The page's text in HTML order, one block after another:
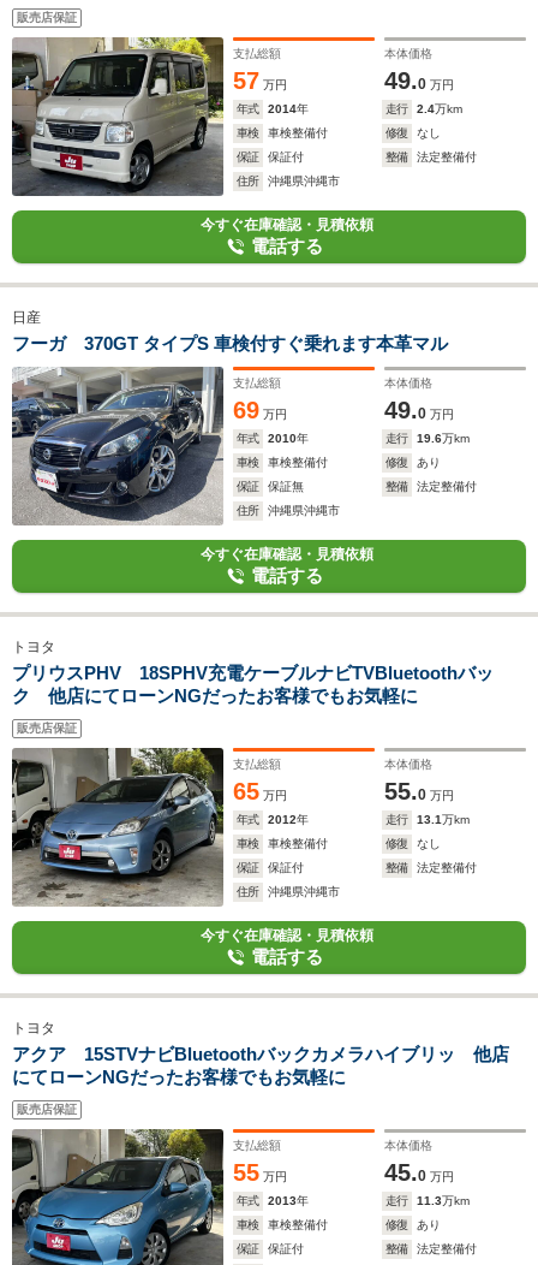
販売店保証
支払総額
57 万円
本体価格
49.0 万円
年式
2014年 走行 2.4万km
車検
車検整備付 修復
なし
保証
保証付 整備
法定整備付
住所
沖縄県沖縄市
今すぐ在庫確認・見積依頼
電話する
日産
フーガ 370GT タイプS 車検付すぐ乗れます本革マル
支払総額
69 万円
本体価格
49.0 万円
年式
2010年 走行 19.6万km
車検
車検整備付 修復
あり
保証
保証無 整備
法定整備付
住所
沖縄県沖縄市
今すぐ在庫確認・見積依頼
電話する
トヨタ
プリウスPHV 18SPHV充電ケーブルナビTVBluetoothバッ
ク 他店にてローンNGだったお客様でもお気軽に
販売店保証
支払総額
65 万円
本体価格
55.0 万円
年式
2012年 走行 13.1万km
車検
車検整備付 修復
なし
保証
保証付 整備
法定整備付
住所
沖縄県沖縄市
今すぐ在庫確認・見積依頼
電話する
トヨタ
アクア 15STVナビBluetoothバックカメラハイブリッ 他店
にてローンNGだったお客様でもお気軽に
販売店保証
支払総額
55 万円
本体価格
45.0 万円
年式
2013年 走行 11.3万km
車検
車検整備付 修復
あり
保証
保証付 整備
法定整備付